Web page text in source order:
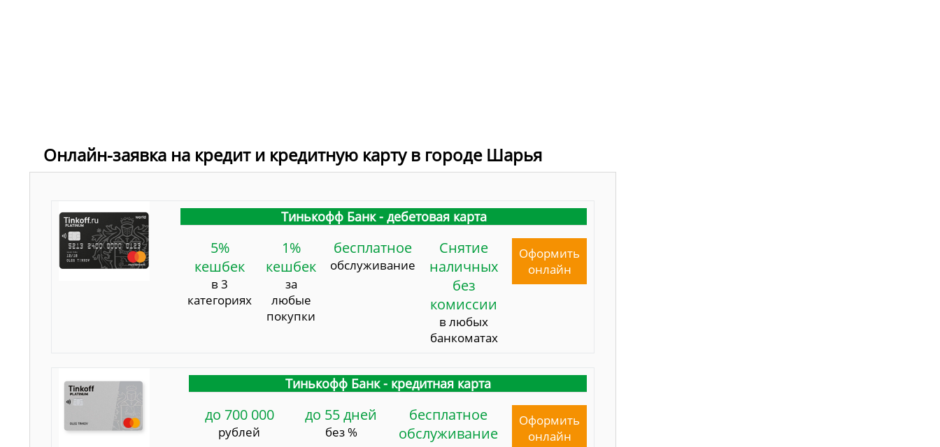
Онлайн-заявка на кредит и кредитную карту в городе Шарья
Тинькофф Банк - дебетовая карта
5%
кешбек
в 3
категориях
1%
кешбек
за
любые
покупки
бесплатное
обслуживание
Снятие
наличных
без
комиссии
в любых
банкоматах
Оформить
онлайн
Тинькофф Банк - кредитная карта
до 700 000
рублей
до 55 дней
без %
бесплатное
обслуживание
Оформить
онлайн